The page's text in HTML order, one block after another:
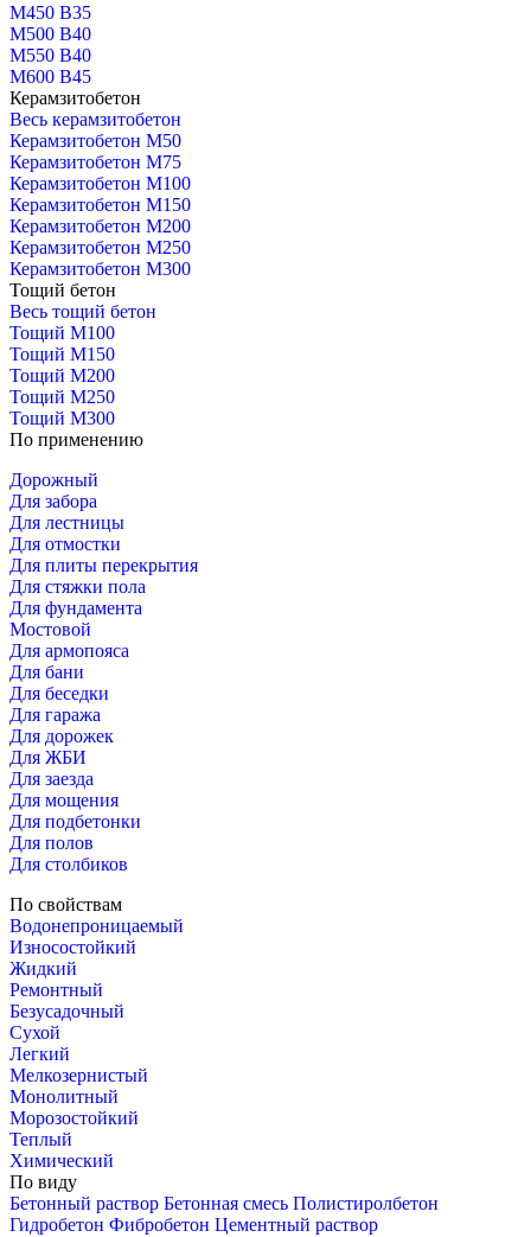
М450 В35
М500 В40
М550 В40
М600 В45
Керамзитобетон
Весь керамзитобетон
Керамзитобетон М50
Керамзитобетон М75
Керамзитобетон М100
Керамзитобетон М150
Керамзитобетон М200
Керамзитобетон М250
Керамзитобетон М300
Тощий бетон
Весь тощий бетон
Тощий М100
Тощий М150
Тощий М200
Тощий М250
Тощий М300
По применению
Дорожный
Для забора
Для лестницы
Для отмостки
Для плиты перекрытия
Для стяжки пола
Для фундамента
Мостовой
Для армопояса
Для бани
Для беседки
Для гаража
Для дорожек
Для ЖБИ
Для заезда
Для мощения
Для подбетонки
Для полов
Для столбиков
По свойствам
Водонепроницаемый
Износостойкий
Жидкий
Ремонтный
Безусадочный
Сухой
Легкий
Мелкозернистый
Монолитный
Морозостойкий
Теплый
Химический
По виду
Бетонный раствор Бетонная смесь Полистиролбетон
Гидробетон Фибробетон Цементный раствор